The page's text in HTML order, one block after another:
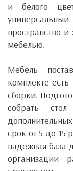
и белого
пространство
мебелью.
Мебель
комплекте
сборки.
собрать
срок от 5 до 15
надежная база
организации